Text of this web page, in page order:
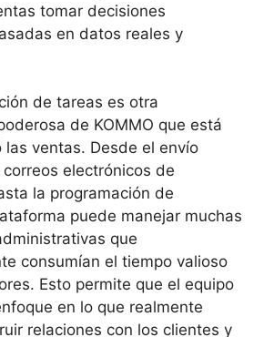
tomar decisiones
en datos reales y
de tareas es otra
de KOMMO que está
ventas. Desde el envío
electrónicos de
la programación de
puede manejar muchas
que
consumían el tiempo valioso
Esto permite que el equipo
en lo que realmente
relaciones con los clientes y